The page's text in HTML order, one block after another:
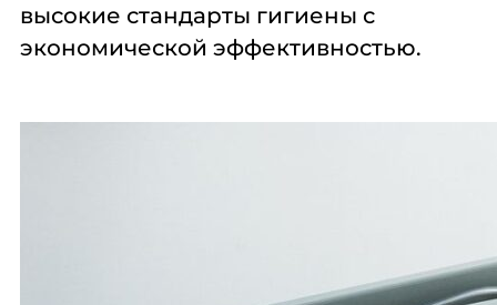
Комплексное
оснащение
Поставка
аксессуаров и
Оборудование
профессиональной
высокие стандарты гигиены с
экономической эффективностью.